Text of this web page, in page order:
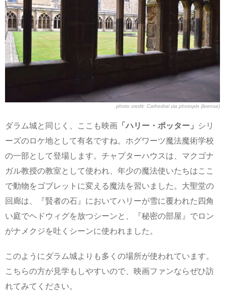
photo credit: Cathedralvia photopin (license)
ダラム城と同じく、ここも映画 「ハリー・ポッター」
シリ
ーズのロケ地として有名ですね。ホグワーツ魔法魔術学校
の一部として登場します。チャプターハウスは、マクゴナ
ガル教授の教室として使われ、年少の魔法使いたちはここ
で動物をゴブレットに変える魔法を習いました。大聖堂の
回廊は、『賢者の石』においてハリーが雪に覆われた四角
い庭でヘドウィグを放つシーンと、『秘密の部屋』でロン
がナメクジを吐くシーンに使われました。
このようにダラム城よりも多くの場所が使われています。
こちらの方が見学もしやすいので、映画ファンならぜひ訪
れてみてください。